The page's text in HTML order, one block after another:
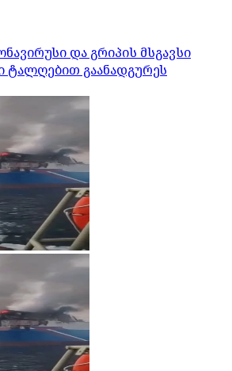
და გრიპის მსგავსი
ტალღებით გაანადგურეს